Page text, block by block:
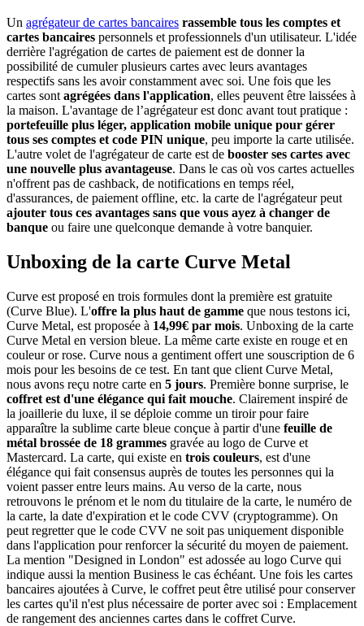
Un agrégateur de cartes bancaires rassemble tous les comptes et
cartes bancaires personnels et professionnels d'un utilisateur. L'idée
derrière l'agrégation de cartes de paiement est de donner la
possibilité de cumuler plusieurs cartes avec leurs avantages
respectifs sans les avoir constamment avec soi. Une fois que les
cartes sont agrégées dans l'application, elles peuvent être laissées à
la maison. L'avantage de l’agrégateur est donc avant tout pratique :
portefeuille plus léger, application mobile unique pour gérer
tous ses comptes et code PIN unique, peu importe la carte utilisée.
L'autre volet de l'agrégateur de carte est de booster ses cartes avec
une nouvelle plus avantageuse. Dans le cas où vos cartes actuelles
n'offrent pas de cashback, de notifications en temps réel,
d'assurances, de paiement offline, etc. la carte de l'agrégateur peut
ajouter tous ces avantages sans que vous ayez à changer de
banque ou faire une quelconque demande à votre banquier.
Unboxing de la carte Curve Metal
Curve est proposé en trois formules dont la première est gratuite
(Curve Blue). L'offre la plus haut de gamme que nous testons ici,
Curve Metal, est proposée à 14,99€ par mois. Unboxing de la carte
Curve Metal en version bleue. La même carte existe en rouge et en
couleur or rose. Curve nous a gentiment offert une souscription de 6
mois pour les besoins de ce test. En tant que client Curve Metal,
nous avons reçu notre carte en 5 jours. Première bonne surprise, le
coffret est d'une élégance qui fait mouche. Clairement inspiré de
la joaillerie du luxe, il se déploie comme un tiroir pour faire
apparaître la sublime carte bleue conçue à partir d'une feuille de
métal brossée de 18 grammes gravée au logo de Curve et
Mastercard. La carte, qui existe en trois couleurs, est d'une
élégance qui fait consensus auprès de toutes les personnes qui la
voient passer entre leurs mains. Au verso de la carte, nous
retrouvons le prénom et le nom du titulaire de la carte, le numéro de
la carte, la date d'expiration et le code CVV (cryptogramme). On
peut regretter que le code CVV ne soit pas uniquement disponible
dans l'application pour renforcer la sécurité du moyen de paiement.
La mention "Designed in London" est adossée au logo Curve qui
indique aussi la mention Business le cas échéant. Une fois les cartes
bancaires ajoutées à Curve, le coffret peut être utilisé pour conserver
les cartes qu'il n'est plus nécessaire de porter avec soi : Emplacement
de rangement des anciennes cartes dans le coffret Curve.